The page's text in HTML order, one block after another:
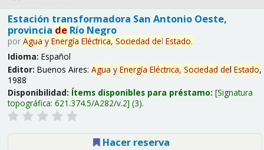
Estación transformadora San Antonio Oeste,
provincia deRío Negro
por Agua y Energía Eléctrica, Sociedad del Estado.
Idioma: Español
Editor: Buenos Aires: Agua y Energía Eléctrica, Sociedad del Estado,
1988
Disponibilidad: Ítems disponibles para préstamo: Signatura
topográfica: 621.374.5/A282/v.2 (3).
Hacer reserva